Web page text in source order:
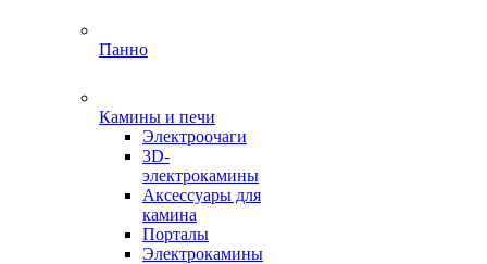
Панно
Камины и печи
Электроочаги
3D-
электрокамины
Аксессуары для
камина
Порталы
Электрокамины